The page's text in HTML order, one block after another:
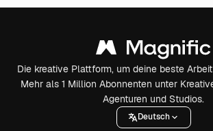
Die kreative Plattform, um deine beste
Mehr als 1 Million Abonnenten unter
Agenturen und Studios.
Deutsch